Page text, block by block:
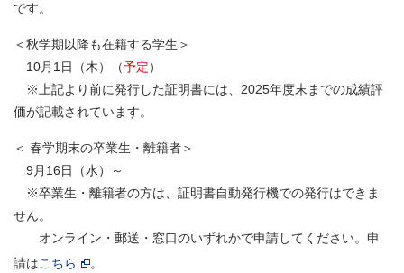
です。
＜秋学期以降も在籍する学生＞
10月1日（木）（予定）
※上記より前に発行した証明書には、2025年度末までの成績評
価が記載されています。
＜ 春学期末の卒業生・離籍者＞
9月16日（水）～
※卒業生・離籍者の方は、証明書自動発行機での発行はできま
せん。
オンライン・郵送・窓口のいずれかで申請してください。申
請はこちら 。